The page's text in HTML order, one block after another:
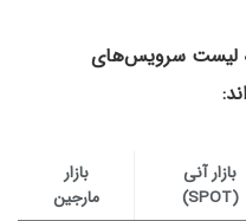
به لیست سرویس‌های
بازار آنی
(SPOT)
بازار
مارجین